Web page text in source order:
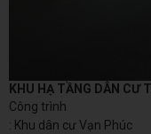
KHU HẠ TẦNG DÂN CƯ
Công trình
: Khu dân cư Vạn Phúc